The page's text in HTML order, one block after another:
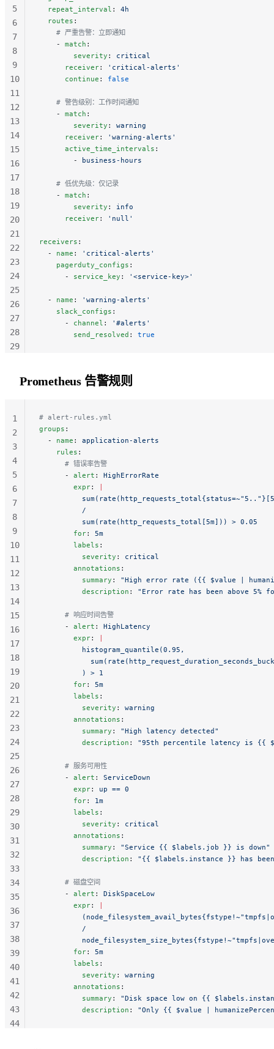
  repeat_interval
: 4h
  routes
:
    # 严重告警：立即通知
    -
match :
        severity
: critical
      receiver
:
'critical-alerts'
      continue
: false
    # 警告级别：工作时间通知
    -
match :
        severity
: warning
      receiver
:
'warning-alerts'
      active_time_intervals
:
        -
business-hours
    # 低优先级：仅记录
    -
match :
        severity
: info
      receiver
: 'null'
receivers :
  -
name :
'critical-alerts'
    pagerduty_configs
:
      -
service_key : '<service-key>'
  -
name :
'warning-alerts'
    slack_configs
:
      -
channel :
'#alerts'
        send_resolved
: true
5
6
7
8
9
10
11
12
13
14
15
16
17
18
19
20
21
22
23
24
25
26
27
28
29
34
Prometheus 告警规则
# alert-rules.yml
groups :
  -
name : application-alerts
    rules
:
      # 错误率告警
      -
alert : HighErrorRate
        expr
:
|
          /
          sum(rate(http_requests_total[5m])) > 0.05
        for
: 5m
        labels
:
          severity
: critical
        annotations
:
          summary
: "High error rate ({{ $value |
          description
: "Error rate has been above 5%
      # 响应时间告警
      -
alert : HighLatency
        expr
:
|
          histogram_quantile(0.95,
          ) > 1
        for
: 5m
        labels
:
          severity
: warning
        annotations
:
          summary
: "High latency detected"
          description
: "95th percentile latency is {{
      # 服务可用性
      -
alert : ServiceDown
        expr
: up == 0
        for
: 1m
        labels
:
          severity
: critical
        annotations
:
          summary
: "Service {{ $labels.job }} is down"
          description
: "{{ $labels.instance }} has
      # 磁盘空间
      -
alert : DiskSpaceLow
        expr
:
|
          /
        for
: 5m
        labels
:
          severity
: warning
        annotations
:
          summary
: "Disk space low on {{
          description
: "Only {{ $value |
1
2
3
4
5
6
7
8
9
10
11
12
13
14
15
16
17
18
19
20
21
22
23
24
25
26
27
28
29
30
31
32
33
34
35
36
37
38
39
40
41
42
43
44